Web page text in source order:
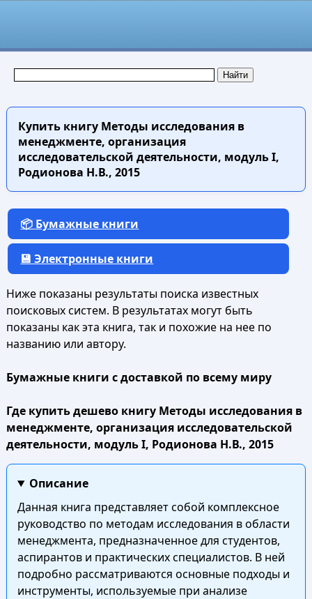
Купить книгуМетоды исследования в
менеджменте, организация
исследовательской деятельности, модуль I,
Родионова Н.В., 2015
📦 Бумажные книги
💾 Электронные книги
Ниже показаны результаты поиска известных
поисковых систем. В результатах могут быть
показаны как эта книга, так и похожие на нее по
названию или автору.
Бумажные книги с доставкой по всему миру
Где купить дешево книгу Методы исследования в
менеджменте, организация исследовательской
деятельности, модуль I, Родионова Н.В., 2015
Описание
Данная книга представляет собой комплексное
руководство по методам исследования в области
менеджмента, предназначенное для студентов,
аспирантов и практических специалистов. В ней
подробно рассматриваются основные подходы и
инструменты, используемые при анализе